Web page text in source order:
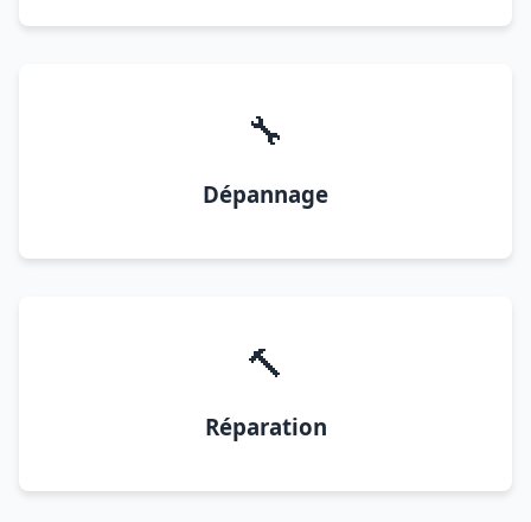
🔧
Dépannage
🔨
Réparation